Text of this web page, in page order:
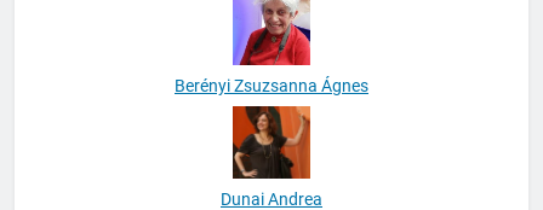
Berényi Zsuzsanna Ágnes